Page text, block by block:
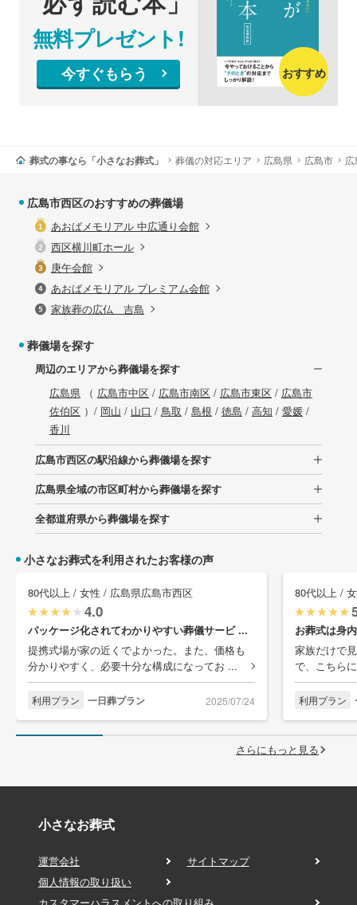
無料プレゼント!
今すぐもらう おすすめ
葬式の事なら「小さなお葬式」 葬儀の対応エリア 広島県 広島市
広島市西区のおすすめの葬儀場
あおばメモリアル 中広通り会館
西区横川町ホール
庚午会館
あおばメモリアル プレミアム会館
家族葬の広仏 吉島
葬儀場を探す
周辺のエリアから葬儀場を探す
広島県（ 広島市中区 / 広島市南区 / 広島市東区 / 広島市
佐伯区 ）/ 岡山 / 山口 / 鳥取 / 島根 / 徳島 / 高知 / 愛媛/
香川
広島市西区の駅沿線から葬儀場を探す
広島県全域の市区町村から葬儀場を探す
全都道府県から葬儀場を探す
小さなお葬式を利用されたお客様の声
80代以上 / 女性 / 広島県広島市西区
4.0
パッケージ化されてわかりやすい葬儀サービ ...
提携式場が家の近くでよかった。また、価格も
分かりやすく、必要十分な構成になってお ...
利用プラン 一日葬プラン 2025/07/24
80代以上 /
お葬式は身
家族だけで
で、こちら
利用プラン
さらにもっと見る
小さなお葬式
運営会社
サイトマップ
個人情報の取り扱い